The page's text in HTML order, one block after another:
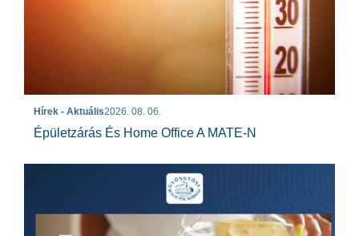
Hírek - Aktuális2026. 08. 06.
Épületzárás És Home Office A MATE-N